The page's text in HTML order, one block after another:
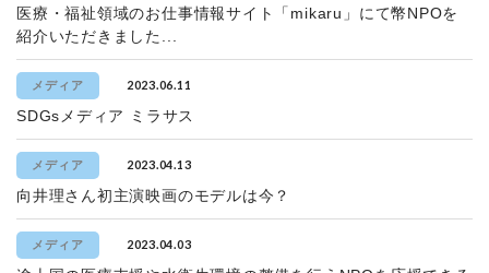
医療・福祉領域のお仕事情報サイト「mikaru」にて幣NPOを
紹介いただきました...
メディア 2023.06.11
SDGsメディア ミラサス
メディア 2023.04.13
向井理さん初主演映画のモデルは今？
メディア 2023.04.03